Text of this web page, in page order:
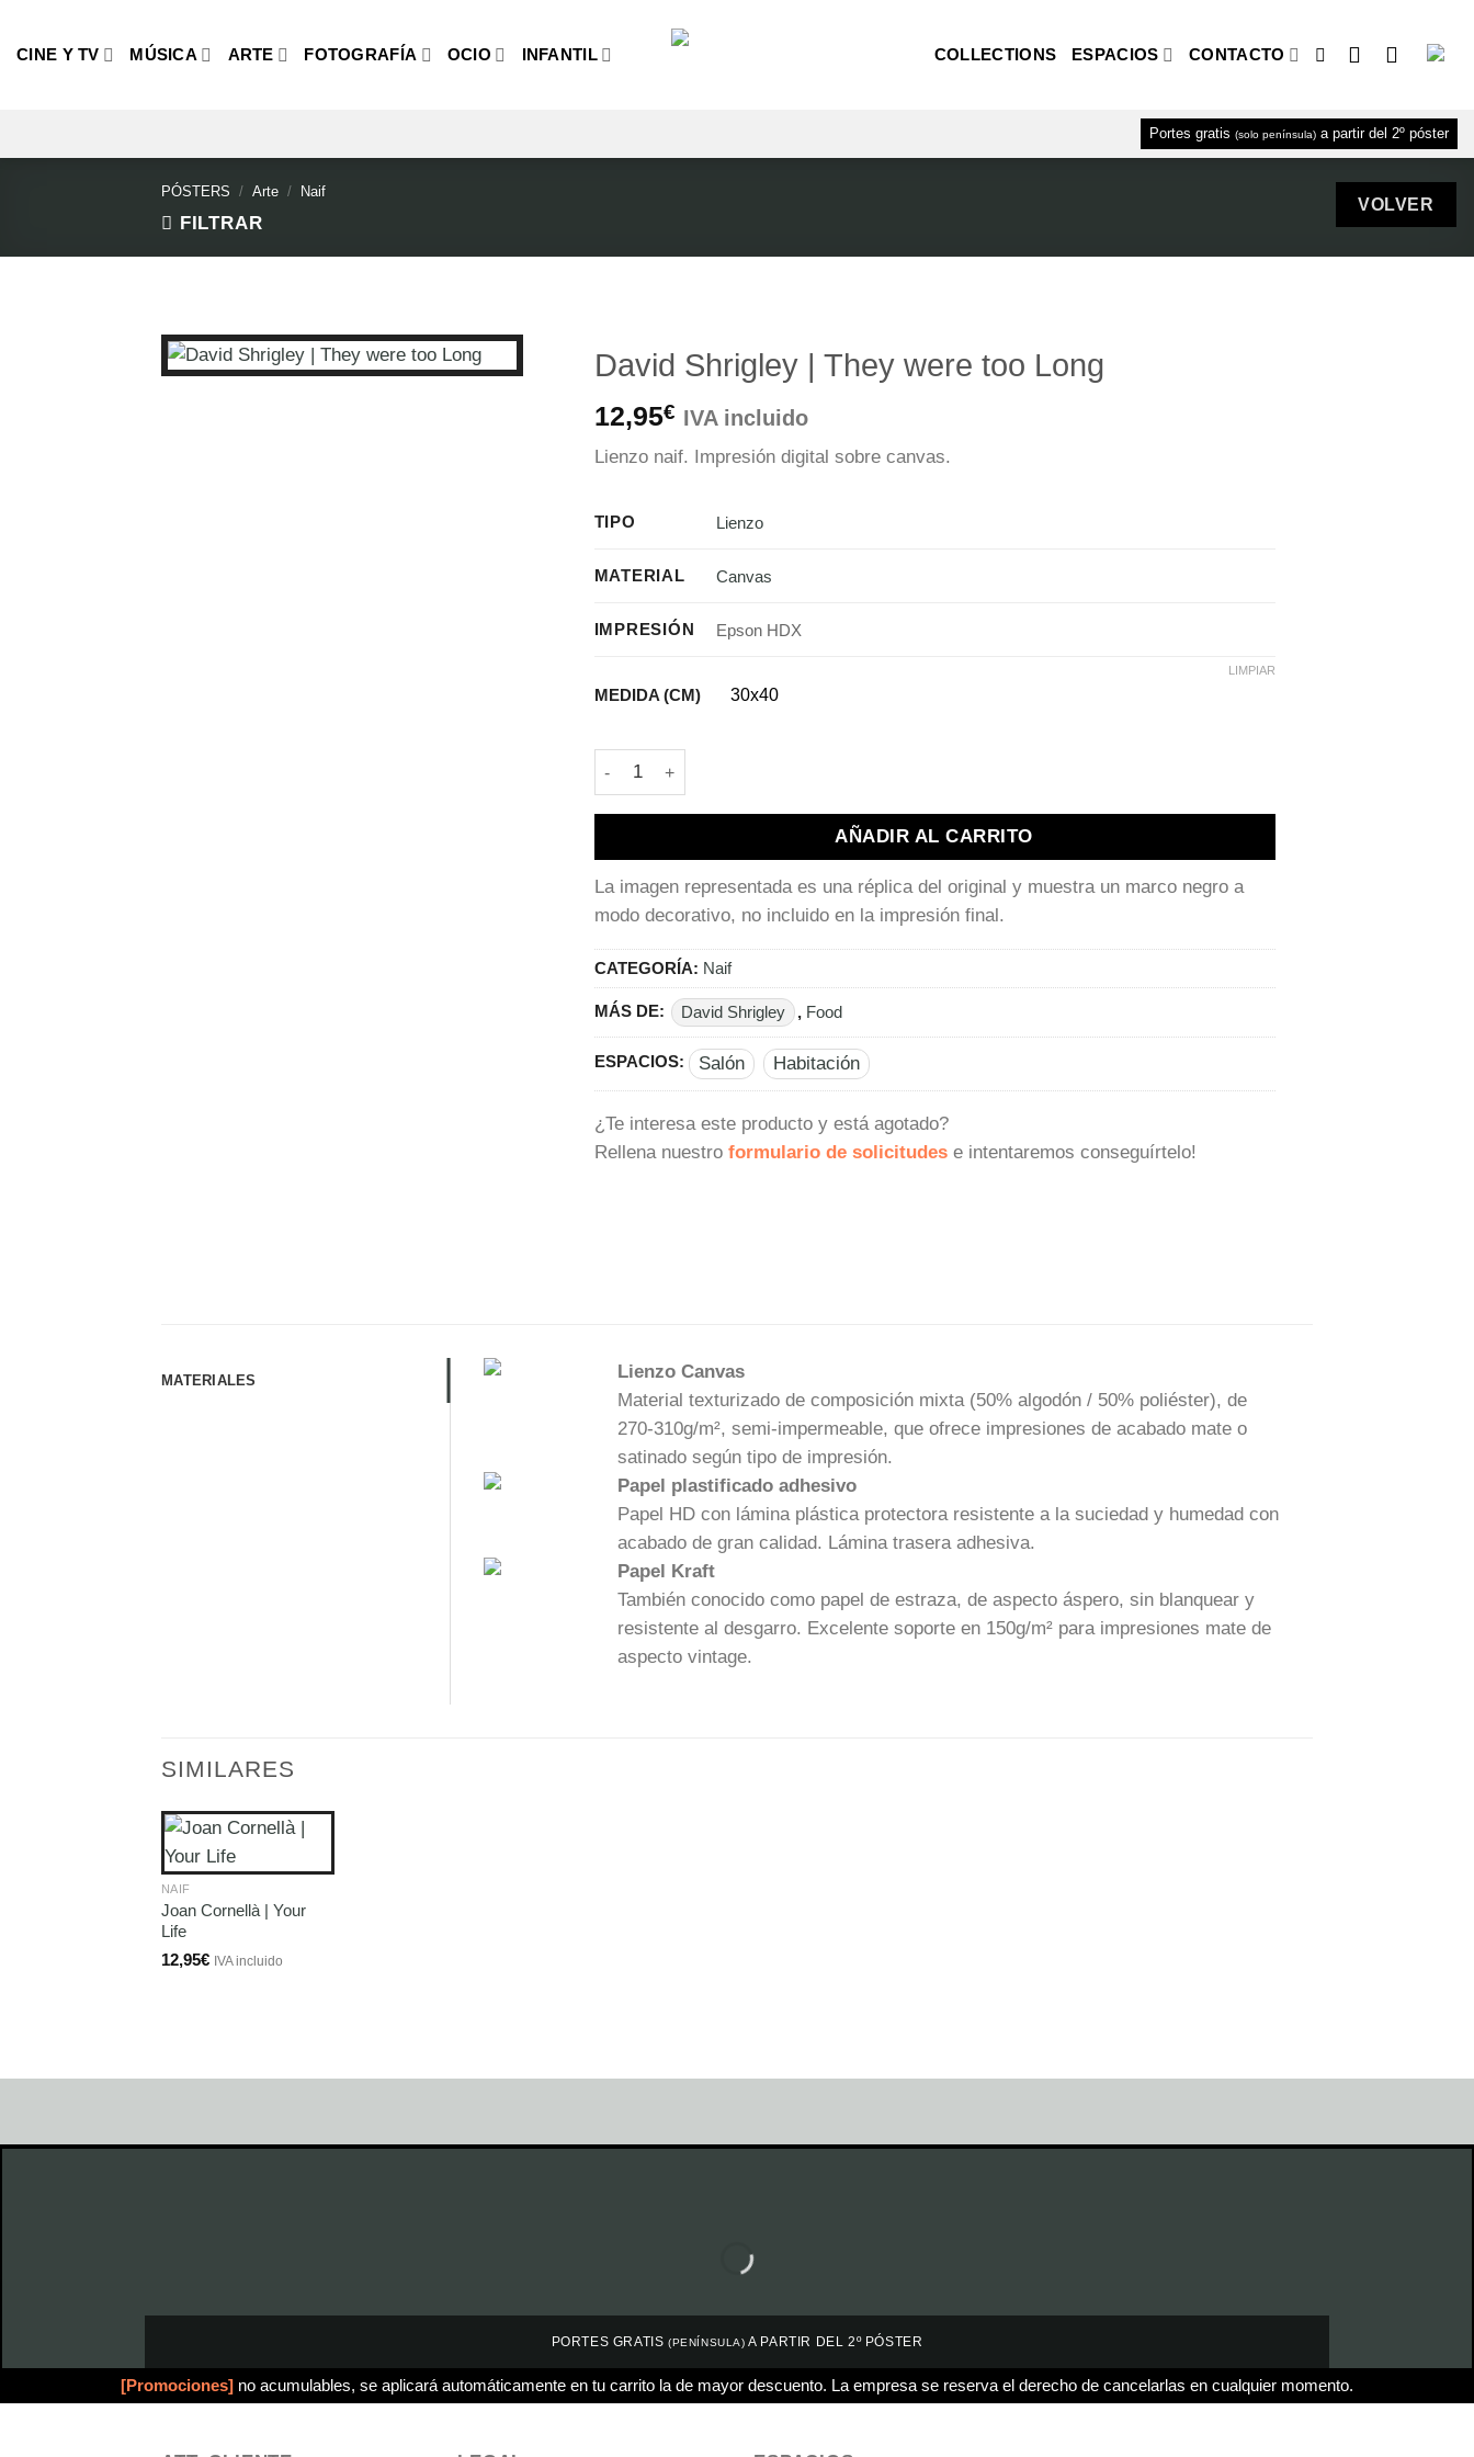
CINE Y TV MÚSICA ARTE FOTOGRAFÍA OCIO INFANTIL COLLECTIONS ESPACIOS CONTACTO
Portes gratis (solo península) a partir del 2º póster
PÓSTERS / Arte / Naif
FILTRAR
David Shrigley | They were too Long
12,95€ IVA incluido
Lienzonaif. Impresióndigital sobre canvas.
TIPO Lienzo
MATERIAL Canvas
IMPRESIÓN Epson HDX
MEDIDA (CM) 30x40
LIMPIAR
David Shrigley | They were too Long cantidad
AÑADIR AL CARRITO
La imagen representada es una réplica del original y muestra un marco negro a
modo decorativo, no incluido en la impresión final.
CATEGORÍA: Naif
MÁS DE: David Shrigley , Food
ESPACIOS: Salón Habitación
¿Te interesa este producto y está agotado?
Rellena nuestro formulario de solicitudese intentaremos conseguírtelo!
MATERIALES
Lienzo Canvas
Material texturizado de composición mixta (50% algodón / 50% poliéster), de
270-310g/m², semi-impermeable, que ofrece impresiones de acabado mate o
satinado según tipo de impresión.
Papel plastificado adhesivo
Papel HD con lámina plástica protectora resistente a la suciedad y humedad con
acabado de gran calidad. Lámina trasera adhesiva.
Papel Kraft
También conocido como papel de estraza, de aspecto áspero, sin blanquear y
resistente al desgarro. Excelente soporte en 150g/m² para impresiones mate de
aspecto vintage.
SIMILARES
NAIF
Joan Cornellà | Your
Life
12,95€ IVA incluido
PORTES GRATIS (PENÍNSULA) A PARTIR DEL 2º PÓSTER
[Promociones] no acumulables, se aplicará automáticamente en tu carrito la de mayor descuento. La empresa se reserva el derecho de cancelarlas en cualquier momento.